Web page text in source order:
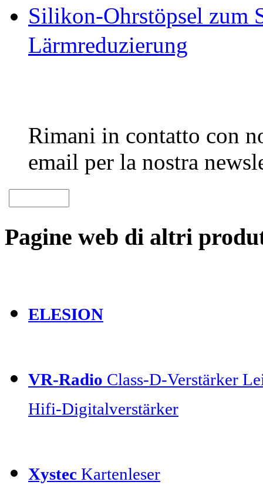
Silikon-Ohrstöpsel zum
Lärmreduzierung
Rimani in contatto con
email per la nostra
Pagine web di altri
ELESION
VR-Radio Class-D-Verstärker
Hifi-Digitalverstärker
Xystec Kartenleser